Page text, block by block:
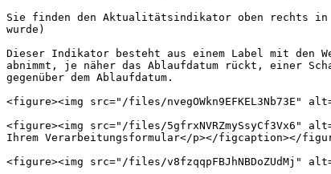
Sie finden den Aktualitätsindikator oben rechts
wurde)
Dieser Indikator besteht aus einem Label mit den
abnimmt, je näher das Ablaufdatum rückt, einer
gegenüber dem Ablaufdatum.
<figure><img src="/files/
<figure><img src="/files/
Ihrem Verarbeitungsformular</p></figcaption></
<figure><img src="/files/v8fzqqpFBJhNBDoZUdMj"